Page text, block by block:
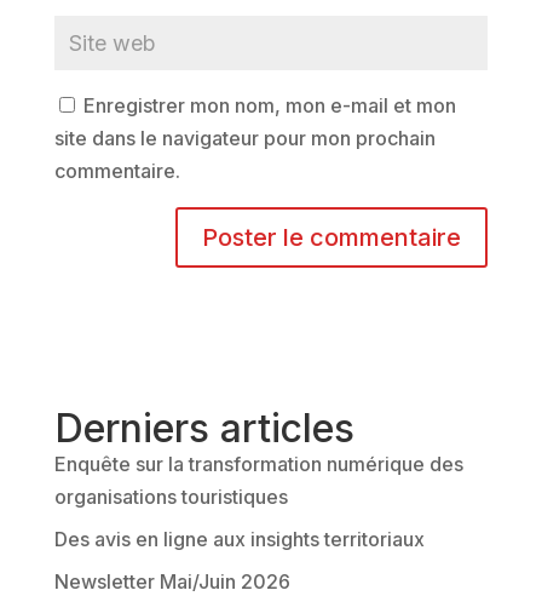
Enregistrer mon nom, mon e-mail et mon
site dans le navigateur pour mon prochain
commentaire.
r
n
i
v
Derniers articles
Enquête sur la transformation numérique des
organisations touristiques
Des avis en ligne aux insights territoriaux
Newsletter Mai/Juin 2026